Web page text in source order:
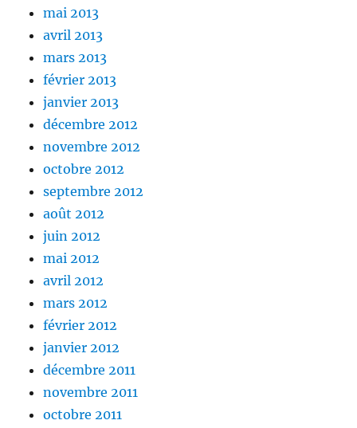
mai 2013
avril 2013
mars 2013
février 2013
janvier 2013
décembre 2012
novembre 2012
octobre 2012
septembre 2012
août 2012
juin 2012
mai 2012
avril 2012
mars 2012
février 2012
janvier 2012
décembre 2011
novembre 2011
octobre 2011